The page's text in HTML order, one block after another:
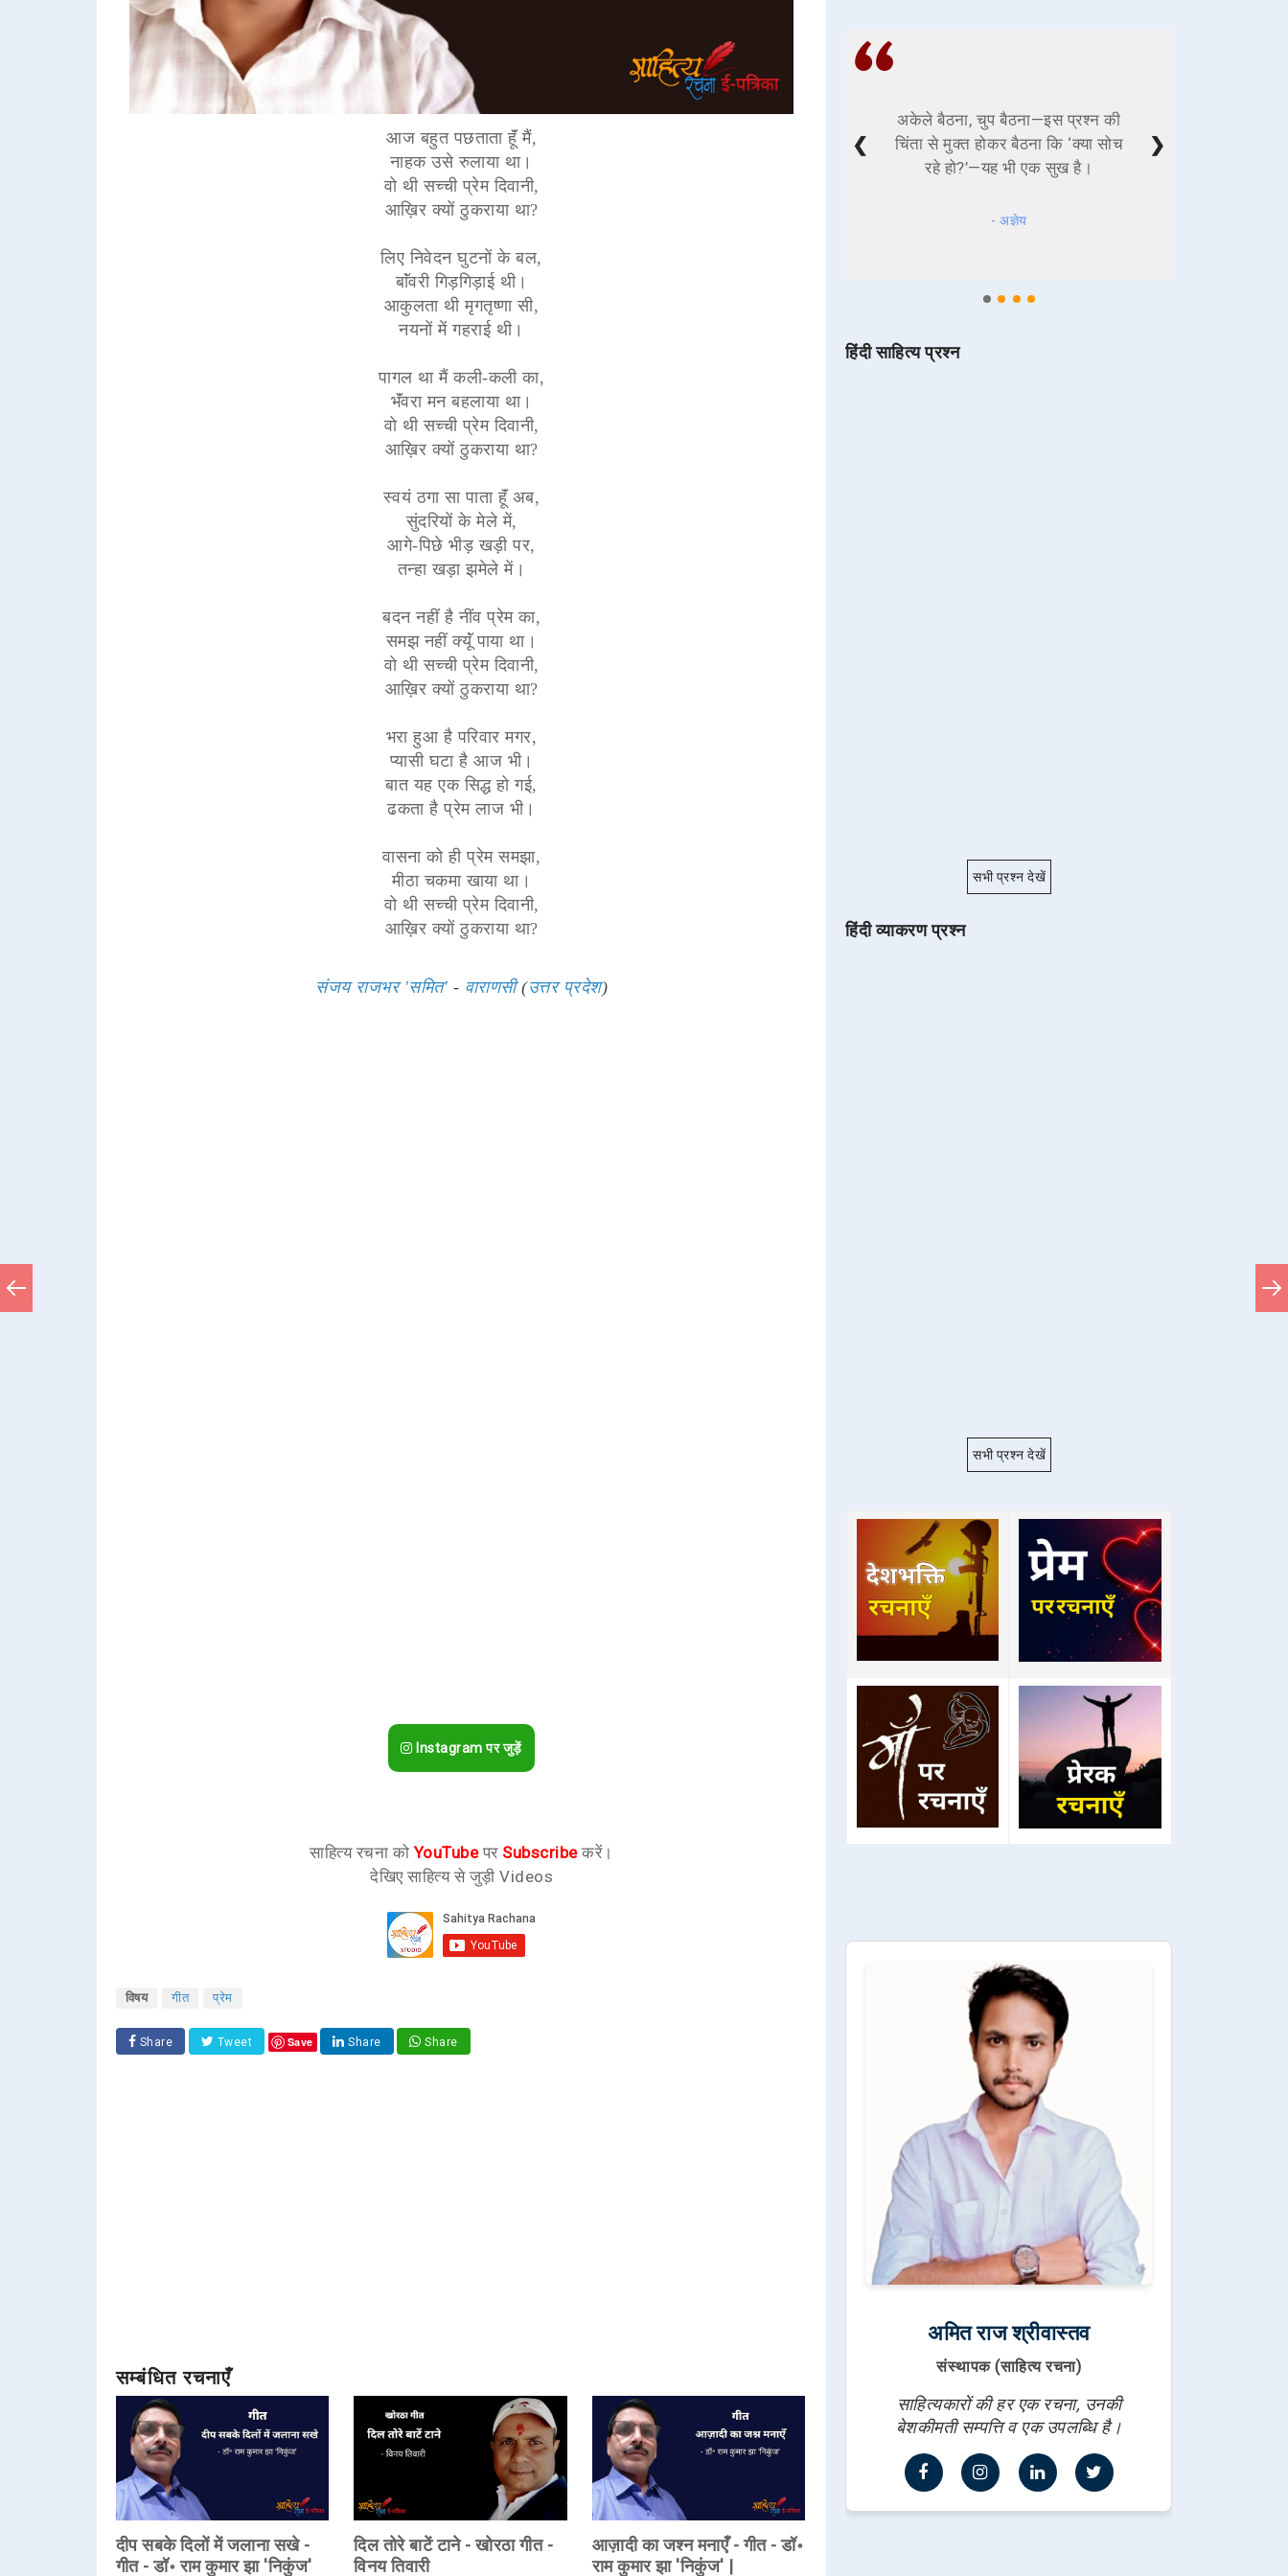
आज बहुत पछताता हूॅं मैं,
नाहक उसे रुलाया था।
वो थी सच्ची प्रेम दिवानी,
आख़िर क्यों ठुकराया था?
लिए निवेदन घुटनों के बल,
बाॅंवरी गिड़गिड़ाई थी।
आकुलता थी मृगतृष्णा सी,
नयनों में गहराई थी।
पागल था मैं कली-कली का,
भॅंवरा मन बहलाया था।
वो थी सच्ची प्रेम दिवानी,
आख़िर क्यों ठुकराया था?
स्वयं ठगा सा पाता हूॅं अब,
सुंदरियों के मेले में,
आगे-पिछे भीड़ खड़ी पर,
तन्हा खड़ा झमेले में।
बदन नहीं है नींव प्रेम का,
समझ नहीं क्यूॅं पाया था।
वो थी सच्ची प्रेम दिवानी,
आख़िर क्यों ठुकराया था?
भरा हुआ है परिवार मगर,
प्यासी घटा है आज भी।
बात यह एक सिद्ध हो गई,
ढकता है प्रेम लाज भी।
वासना को ही प्रेम समझा,
मीठा चकमा खाया था।
वो थी सच्ची प्रेम दिवानी,
आख़िर क्यों ठुकराया था?
संजय राजभर 'समित' - वाराणसी(उत्तर प्रदेश)
Instagram पर जुड़ें
साहित्य रचना कोYouTubeपर Subscribeकरें।
देखिए साहित्य से जुड़ी Videos
विषय गीत प्रेम
Share Tweet Save Share Share
सम्बंधित रचनाएँ
दीप सबके दिलों में जलाना सखे -
गीत - डॉ॰ राम कुमार झा 'निकुंज'
दिल तोरे बाटें टाने - खोरठा गीत -
विनय तिवारी
आज़ादी का जश्न मनाएँ - गीत - डॉ॰
राम कुमार झा 'निकुंज' |
अकेले बैठना, चुप बैठना—इस प्रश्न की
चिंता से मुक्त होकर बैठना कि ‘क्या सोच
रहे हो?’—यह भी एक सुख है।
- अज्ञेय
❮ ❯
हिंदी साहित्य प्रश्न
सभी प्रश्न देखें
हिंदी व्याकरण प्रश्न
सभी प्रश्न देखें
अमित राज श्रीवास्तव
संस्थापक (साहित्य रचना)
साहित्यकारों की हर एक रचना, उनकी
बेशकीमती सम्पत्ति व एक उपलब्धि है।